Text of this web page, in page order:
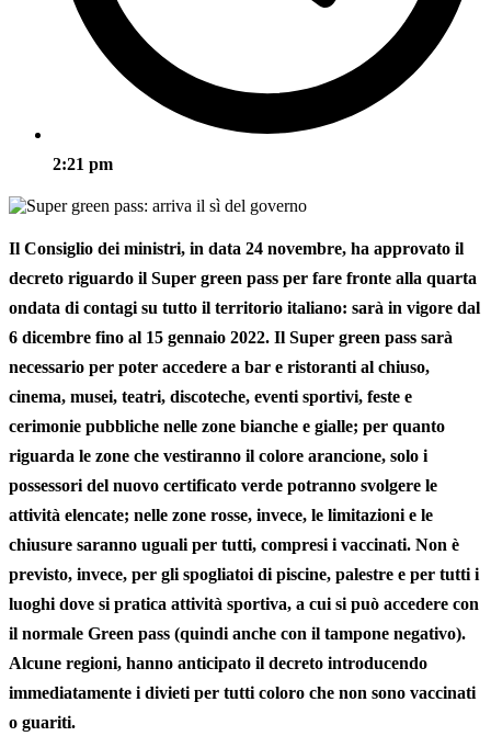
2:21 pm
Il Consiglio dei ministri, in data 24 novembre, ha approvato il
decreto riguardo il Super green pass per fare fronte alla quarta
ondata di contagi su tutto il territorio italiano: sarà in vigore dal
6 dicembre fino al 15 gennaio 2022. Il Super green pass sarà
necessario per poter accedere a bar e ristoranti al chiuso,
cinema, musei, teatri, discoteche, eventi sportivi, feste e
cerimonie pubbliche nelle zone bianche e gialle; per quanto
riguarda le zone che vestiranno il colore arancione, solo i
possessori del nuovo certificato verde potranno svolgere le
attività elencate; nelle zone rosse, invece, le limitazioni e le
chiusure saranno uguali per tutti, compresi i vaccinati. Non è
previsto, invece, per gli spogliatoi di piscine, palestre e per tutti i
luoghi dove si pratica attività sportiva, a cui si può accedere con
il normale Green pass (quindi anche con il tampone negativo).
Alcune regioni, hanno anticipato il decreto introducendo
immediatamente i divieti per tutti coloro che non sono vaccinati
o guariti.